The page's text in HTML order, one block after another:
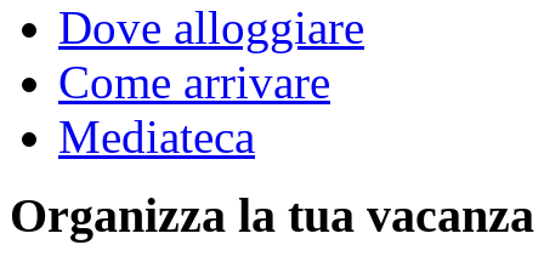
Dove alloggiare
Come arrivare
Mediateca
Organizza la tua vacanza